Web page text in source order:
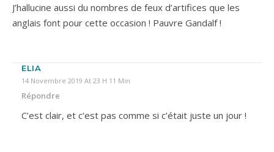
J’hallucine aussi du nombres de feux d’artifices que les
anglais font pour cette occasion ! Pauvre Gandalf !
ELIA
14 Novembre 2019 At 23 H 11 Min
Répondre
C’est clair, et c’est pas comme si c’était juste un jour !